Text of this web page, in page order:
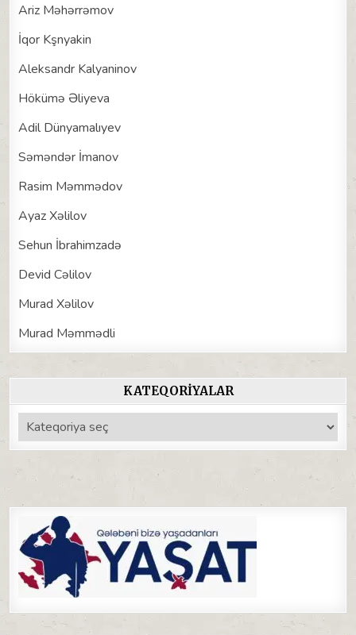
Ariz Məhərrəmov
İqor Kşnyakin
Aleksandr Kalyaninov
Hökümə Əliyeva
Adil Dünyamalıyev
Səməndər İmanov
Rasim Məmmədov
Ayaz Xəlilov
Sehun İbrahimzadə
Devid Cəlilov
Murad Xəlilov
Murad Məmmədli
KATEQORIYALAR
Kateqoriyalar